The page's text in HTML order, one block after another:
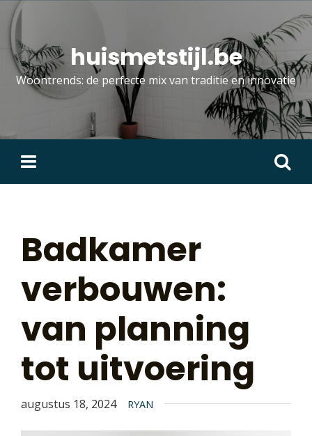
Skip
content
huismetstijl.be
Woontrends: de perfecte mix van traditie en innovatie
Zoeken
naar:
Badkamer
verbouwen:
van planning
tot uitvoering
augustus 18, 2024 RYAN